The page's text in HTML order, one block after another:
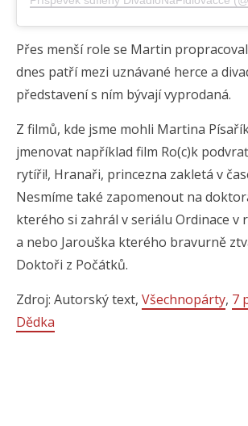
Přes menší role se Martin
dnes patří mezi uznávané herce a
představení s ním bývají vyprodaná.
Z filmů, kde jsme mohli Martina
jmenovat například film Ro(c)k
rytíři!, Hranaři, princezna zakletá v
Nesmíme také zapomenout na
kterého si zahrál v seriálu Ordinace v
a nebo Jarouška kterého bravurně
Doktoři z Počátků.
Zdroj: Autorský text, Všechnopárty, 7
Dědka